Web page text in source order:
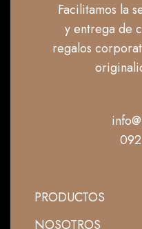
Facilitamos la
y entrega de
regalos
PRODUCTOS
NOSOTROS